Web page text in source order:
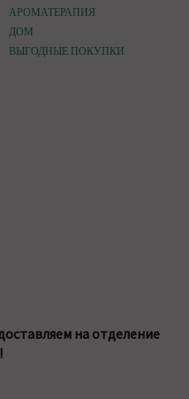
АРОМАТЕРАПИЯ
ДОМ
ВЫГОДНЫЕ ПОКУПКИ
на отделение